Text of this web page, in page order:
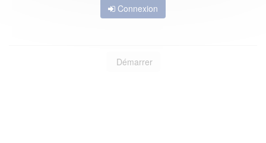
Connexion
Démarrer